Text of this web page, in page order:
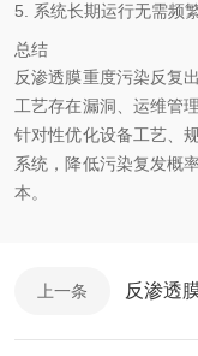
5. 系统长期运行无需频
总结
反渗透膜重度污染反复
工艺存在漏洞、运维管
针对性优化设备工艺、
系统，降低污染复发概
本。
上一条